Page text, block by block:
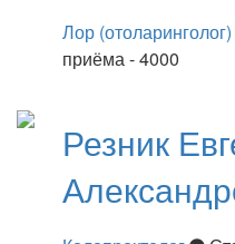
Лор (отоларинголог)
приёма - 4000
Резник